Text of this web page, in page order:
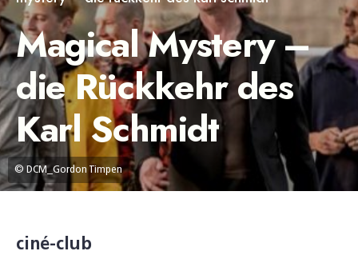
© DCM_Gordon Timpen
Magical Mystery –
die Rückkehr des
Karl Schmidt
ciné-club